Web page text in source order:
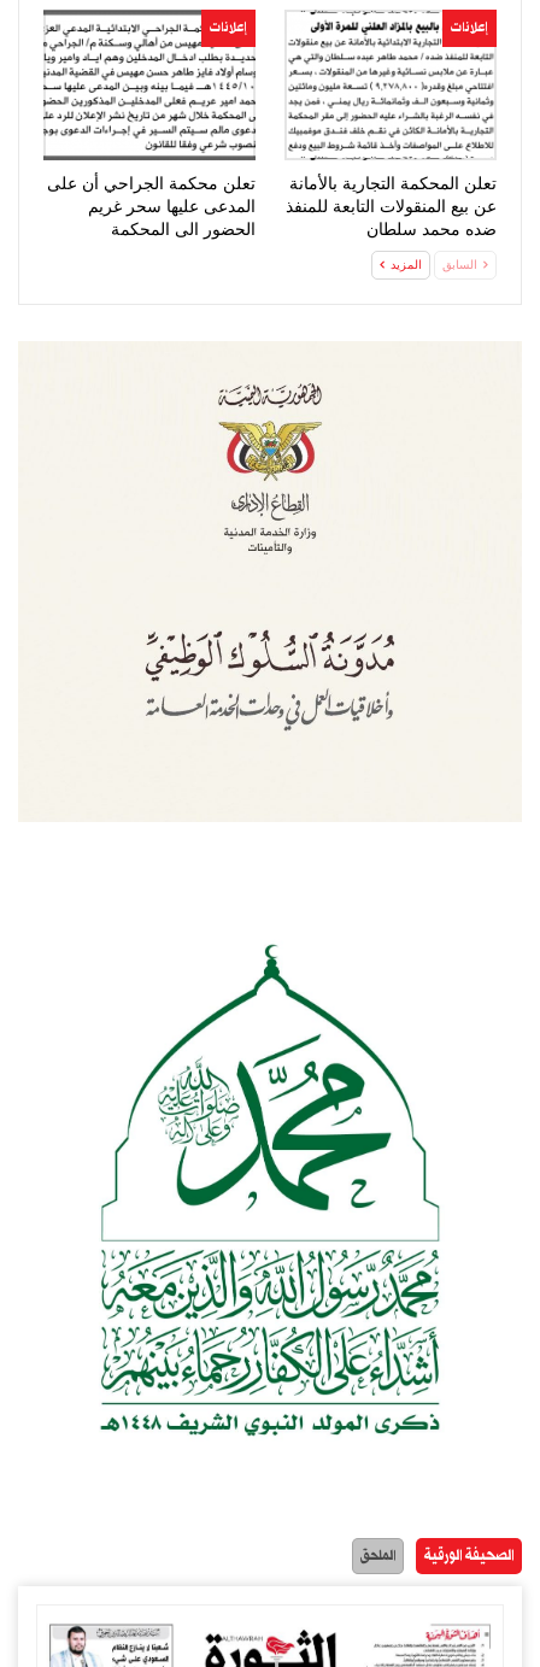
إعلانات
تعلن المحكمة التجارية بالأمانة
عن بيع المنقولات التابعة للمنفذ
ضده محمد سلطان
إعلانات
تعلن محكمة الجراحي أن على
المدعى عليها سحر غريم
الحضور الى المحكمة
السابق المزيد
الصحيفة الورقية الملحق